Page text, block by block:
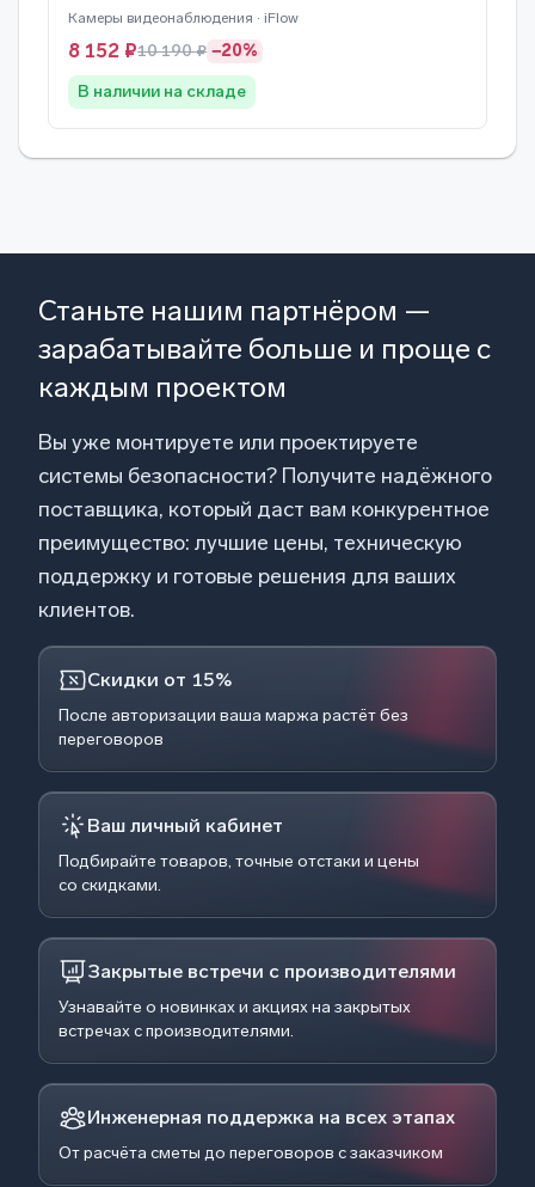
Камеры видеонаблюдения · iFlow
8 152 ₽10 190 ₽ −20%
В наличии на складе
Станьте нашим партнёром —
зарабатывайте больше и проще с
каждым проектом
Вы уже монтируете или проектируете
системы безопасности? Получите надёжного
поставщика, который даст вам конкурентное
преимущество: лучшие цены, техническую
поддержку и готовые решения для ваших
клиентов.
Скидки от 15%
После авторизации ваша маржа растёт без
переговоров
Ваш личный кабинет
Подбирайте товаров, точные отстаки и цены
со скидками.
Закрытые встречи с производителями
Узнавайте о новинках и акциях на закрытых
встречах с производителями.
Инженерная поддержка на всех этапах
От расчёта сметы до переговоров с заказчиком